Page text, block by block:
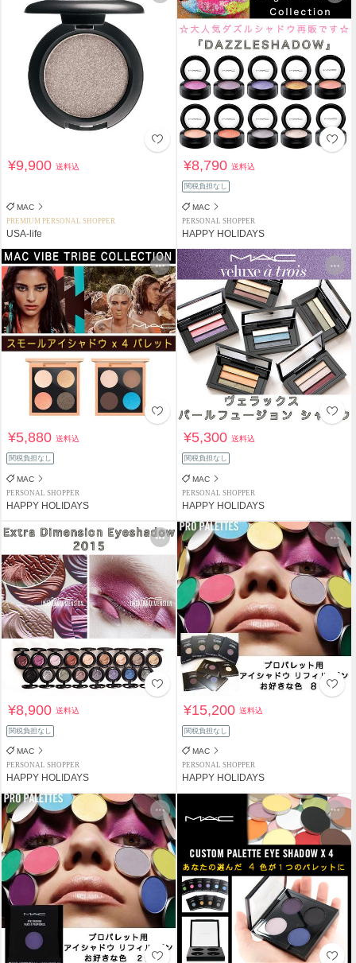
¥9,900送料込
MAC
PREMIUM PERSONAL SHOPPER
USA-life
¥8,790送料込
関税負担なし
MAC
PERSONAL SHOPPER
HAPPY HOLIDAYS
¥5,880送料込
関税負担なし
MAC
PERSONAL SHOPPER
HAPPY HOLIDAYS
¥5,300送料込
関税負担なし
MAC
PERSONAL SHOPPER
HAPPY HOLIDAYS
¥8,900送料込
関税負担なし
MAC
PERSONAL SHOPPER
HAPPY HOLIDAYS
¥15,200送料込
関税負担なし
MAC
PERSONAL SHOPPER
HAPPY HOLIDAYS